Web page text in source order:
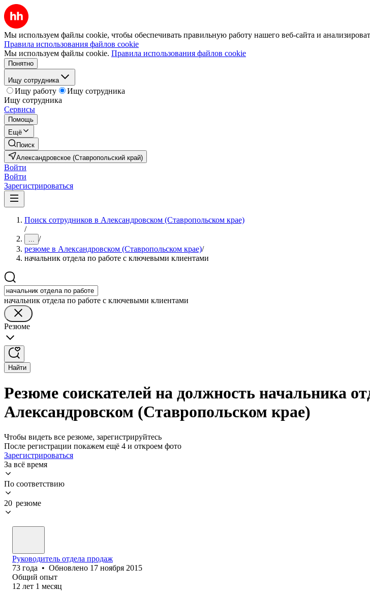
Мы используем файлы cookie, чтобы обеспечивать правильную работу нашего веб-сайта и
Правила использования файлов cookie
Мы используем файлы cookie. Правила использования файлов cookie
Понятно
Ищу сотрудника
Ищу работу
Ищу сотрудника
Ищу сотрудника
Сервисы
Помощь
Ещё
Поиск
Александровское (Ставропольский край)
Войти
Войти
Зарегистрироваться
Поиск сотрудников в Александровском (Ставропольском крае)
/
... /
резюме в Александровском (Ставропольском крае)/
начальник отдела по работе с ключевыми клиентами
начальник отдела по работе с ключевыми клиентами
Резюме
Найти
Резюме соискателей на должность начальника
Александровском (Ставропольском крае)
Чтобы видеть все резюме, зарегистрируйтесь
После регистрации покажем ещё 4 и откроем фото
Зарегистрироваться
За всё время
По соответствию
20 резюме
Руководитель отдела продаж
73 года • Обновлено 17 ноября 2015
Общий опыт
12 лет 1 месяц